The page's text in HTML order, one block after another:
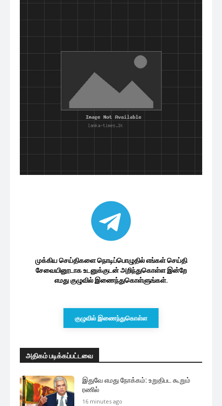
முக்கிய செய்திகளை நொடிப்பொழுதில் எங்கள் செய்தி
சேவையினூடாக உடனுக்குடன் அறிந்துகொள்ள இன்றே
எமது குழுவில் இணைந்துகொள்ளுங்கள்.
குழுவில் இணைந்துகொள்ள
அதிகம் படிக்கப்பட்டவை
இதுவே எமது நோக்கம்: உறுதிபட கூறும்
ரணில்
16 minutes ago